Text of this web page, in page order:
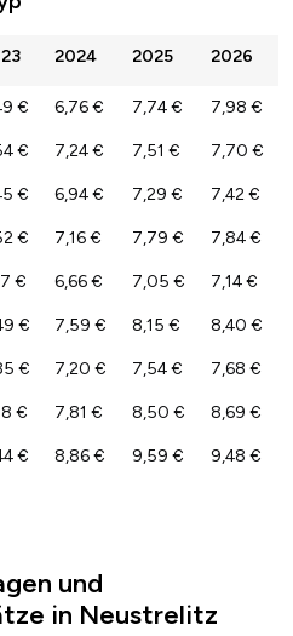
2024 2025 2026
€ 6,76 € 7,74 € 7,98 €
€ 7,24 € 7,51 € 7,70 €
€ 6,94 € 7,29 € 7,42 €
€ 7,16 € 7,79 € 7,84 €
€ 6,66 € 7,05 € 7,14 €
€ 7,59 € 8,15 € 8,40 €
€ 7,20 € 7,54 € 7,68 €
€ 7,81 € 8,50 € 8,69 €
€ 8,86 € 9,59 € 9,48 €
und
in Neustrelitz